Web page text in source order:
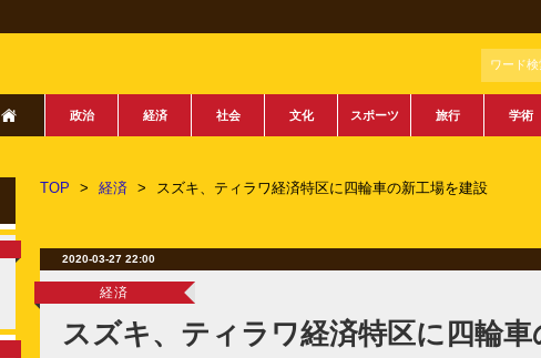
ワード検
政治 経済 社会 文化 スポーツ 旅行 学術
TOP > 経済 > スズキ、ティラワ経済特区に四輪車の新工場を建設
2020-03-27 22:00
経済
スズキ、ティラワ経済特区に四輪